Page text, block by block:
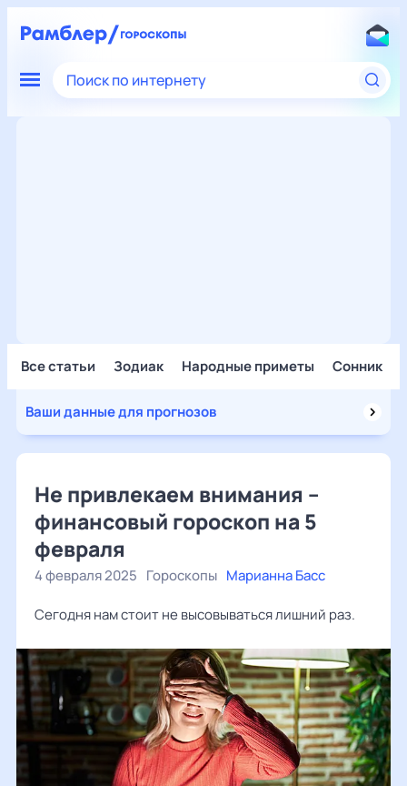
Поиск по интернету
Все статьи Зодиак Народные приметы Сонник
Ваши данные для прогнозов
Не привлекаем внимания –
финансовый гороскоп на 5
февраля
4 февраля 2025 Гороскопы Марианна Басс
Сегодня нам стоит не высовываться лишний раз.